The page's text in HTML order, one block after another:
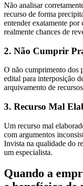
Não analisar
recurso de forma
entender exatamente por
realmente chances de
2. Não Cumprir
O não cumprimento dos
edital para interposição
arquivamento de
3. Recurso Mal
Um recurso mal
com argumentos
Invista na qualidade do
um especialista.
Quando a